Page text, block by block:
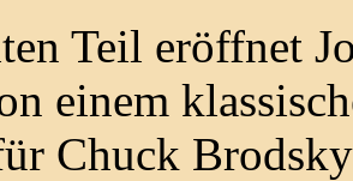
Teil eröffnet
einem
Chuck